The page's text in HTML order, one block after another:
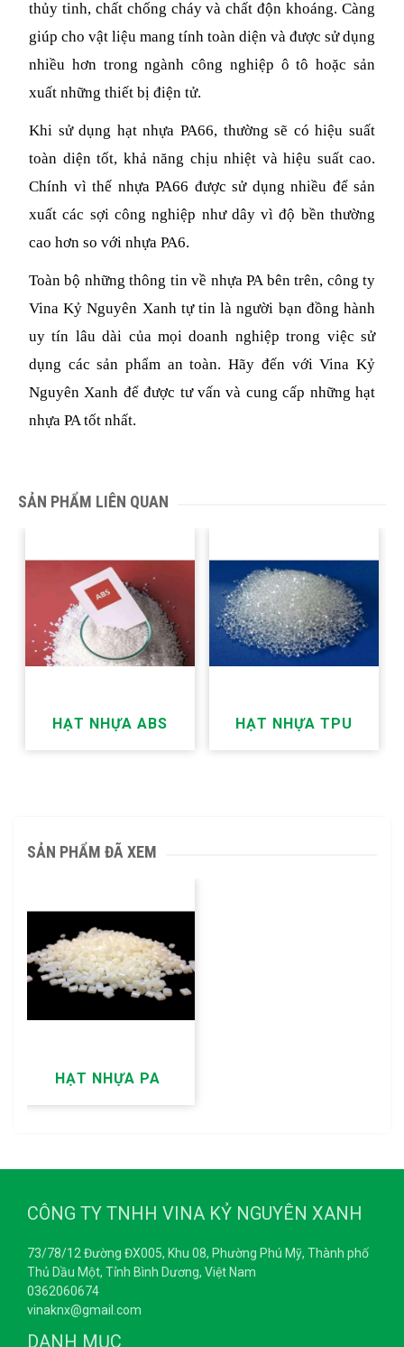
thủy tinh, chất chống cháy và chất độn khoáng. Càng
giúp cho vật liệu mang tính toàn diện và được sử dụng
nhiều hơn trong ngành công nghiệp ô tô hoặc sản
xuất những thiết bị điện tử.
Khi sử dụng hạt nhựa PA66, thường sẽ có hiệu suất
toàn diện tốt, khả năng chịu nhiệt và hiệu suất cao.
Chính vì thế nhựa PA66 được sử dụng nhiều để sản
xuất các sợi công nghiệp như dây vì độ bền thường
cao hơn so với nhựa PA6.
Toàn bộ những thông tin về nhựa PA bên trên, công ty
Vina Kỷ Nguyên Xanh tự tin là người bạn đồng hành
uy tín lâu dài của mọi doanh nghiệp trong việc sử
dụng các sản phẩm an toàn. Hãy đến với Vina Kỷ
Nguyên Xanh để được tư vấn và cung cấp những hạt
nhựa PA tốt nhất.
SẢN PHẨM LIÊN QUAN
HẠT NHỰA ABS HẠT NHỰA TPU
SẢN PHẨM ĐÃ XEM
HẠT NHỰA PA
CÔNG TY TNHH VINA KỶ NGUYÊN XANH
73/78/12 Đường ĐX005, Khu 08, Phường Phú Mỹ, Thành phố
Thủ Dầu Một, Tỉnh Bình Dương, Việt Nam
0362060674
vinaknx@gmail.com
DANH MỤC